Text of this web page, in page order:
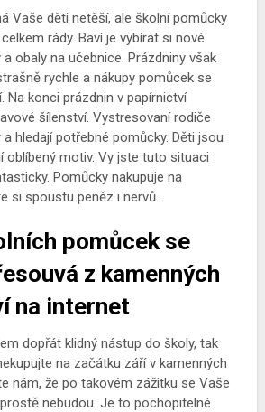
Vaše děti netěší, ale školní pomůcky
rády. Baví je vybírat si nové
obaly na učebnice. Prázdniny však
rychle a nákupy pomůcek se
Na konci prázdnin v papírnictví
šílenství. Vystresovaní rodiče
hledají potřebné pomůcky. Děti jsou
oblíbený motiv. Vy jste tuto situaci
Pomůcky nakupuje na
si spoustu peněz i nervů.
pomůcek se
z kamenných
na internet
dopřát klidný nástup do školy, tak
na začátku září v kamenných
nám, že po takovém zážitku se Vaše
nebudou. Je to pochopitelné.